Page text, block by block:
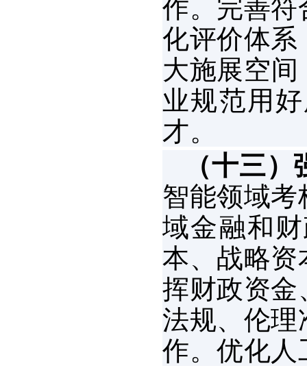
作。完善符
化评价体系
大施展空间
业规范用
才。
（十三
智能领域考
域金融和
本、战略资
挥财政资金
法规、伦理
作。优化人